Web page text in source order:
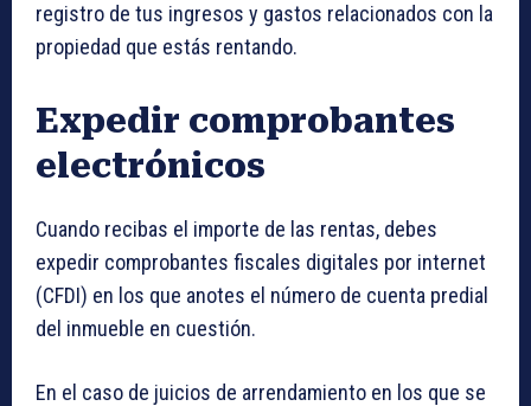
registro de tus ingresos y gastos relacionados con la
propiedad que estás rentando.
Expedir comprobantes
electrónicos
Cuando recibas el importe de las rentas, debes
expedir comprobantes fiscales digitales por internet
(CFDI) en los que anotes el número de cuenta predial
del inmueble en cuestión.
En el caso de juicios de arrendamiento en los que se